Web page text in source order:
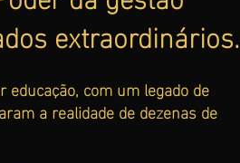
extraordinários.
com um legado de
a realidade de dezenas de